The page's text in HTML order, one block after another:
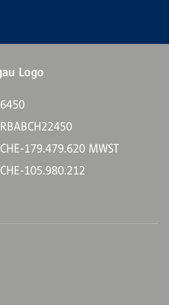
6450
RBABCH22450
CHE-179.479.620 MWST
CHE-105.980.212